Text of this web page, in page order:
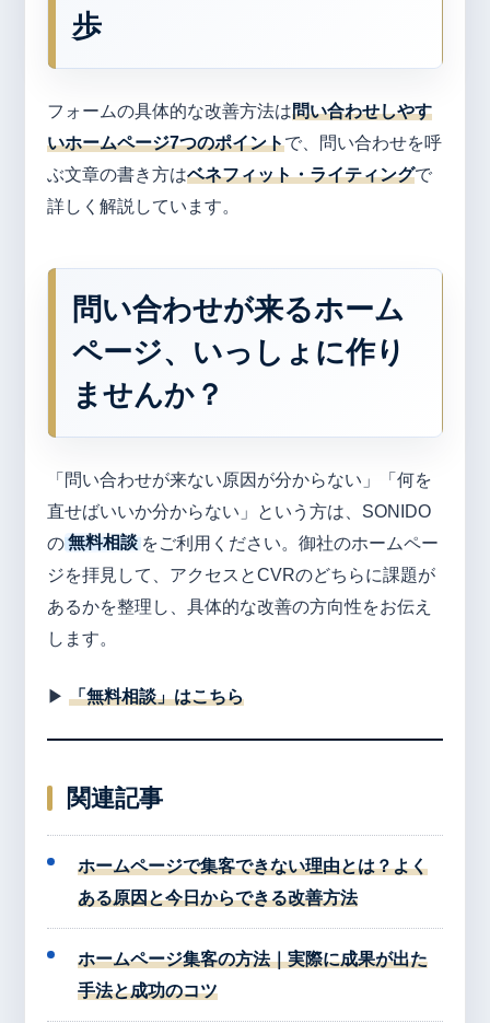
歩
フォームの具体的な改善方法は問い合わせしやす
いホームページ7つのポイントで、問い合わせを呼
ぶ文章の書き方はベネフィット・ライティングで
詳しく解説しています。
問い合わせが来るホーム
ページ、いっしょに作り
ませんか？
「問い合わせが来ない原因が分からない」「何を
直せばいいか分からない」という方は、SONIDO
の無料相談 をご利用ください。御社のホームペー
ジを拝見して、アクセスとCVRのどちらに課題が
あるかを整理し、具体的な改善の方向性をお伝え
します。
▶「無料相談」はこちら
関連記事
ホームページで集客できない理由とは？よく
ある原因と今日からできる改善方法
ホームページ集客の方法｜実際に成果が出た
手法と成功のコツ